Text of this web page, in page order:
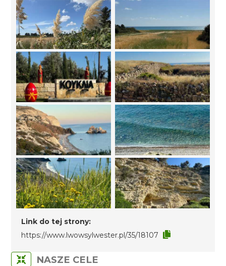
Link do tej strony:
https://www.lwowsylwester.pl/35/18107
NASZE CELE